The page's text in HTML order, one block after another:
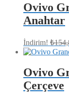
Ovivo
Anahtar
İndirim! ₺
Ovivo
Çerçeve